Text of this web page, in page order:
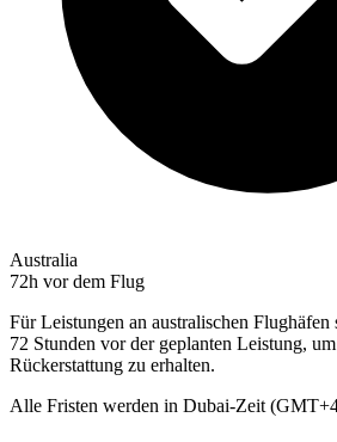
Australia
72h vor dem Flug
Für Leistungen an australischen Flughäfen
72 Stunden vor der geplanten Leistung,
Rückerstattung zu erhalten.
Alle Fristen werden in Dubai-Zeit